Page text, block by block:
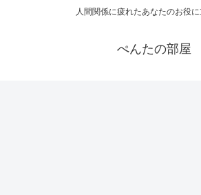
人間関係に疲れたあなたのお役
ぺんたの部屋